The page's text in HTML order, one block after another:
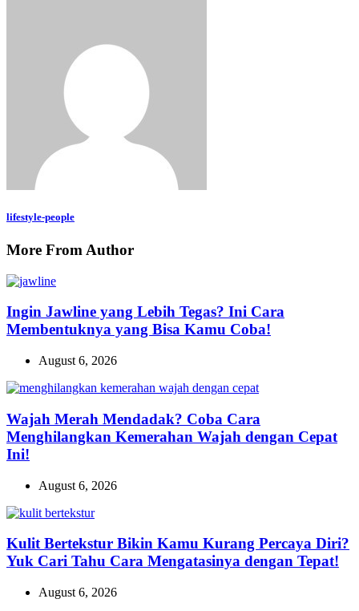
lifestyle-people
More From Author
Ingin Jawline yang Lebih Tegas? Ini Cara
Membentuknya yang Bisa Kamu Coba!
August 6, 2026
Wajah Merah Mendadak? Coba Cara
Menghilangkan Kemerahan Wajah dengan Cepat
Ini!
August 6, 2026
Kulit Bertekstur Bikin Kamu Kurang Percaya Diri?
Yuk Cari Tahu Cara Mengatasinya dengan Tepat!
August 6, 2026